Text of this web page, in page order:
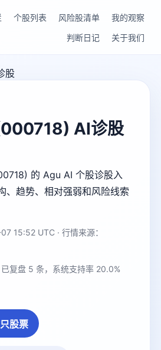
个股列表 风险股清单
我的观察
判断日记
关于我们
股
AI诊股
的 Agu AI 个股诊股入
、趋势、相对强弱和风险线索
15:52 UTC · 行情来源：
复盘 5 条，系统支持率 20.0%
股票